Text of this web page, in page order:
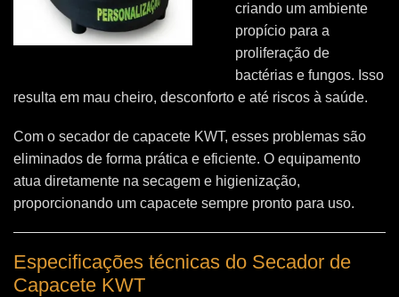
criando um ambiente
propício para a
proliferação de
bactérias e fungos. Isso
resulta em mau cheiro, desconforto e até riscos à saúde.
Com o secador de capacete KWT, esses problemas são
eliminados de forma prática e eficiente. O equipamento
atua diretamente na secagem e higienização,
proporcionando um capacete sempre pronto para uso.
Especificações técnicas do Secador de
Capacete KWT